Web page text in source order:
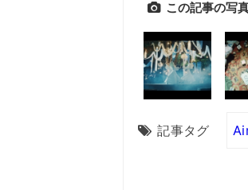
この記事の写
記事タグ